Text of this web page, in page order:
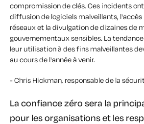
compromission de clés. Ces incidents
diffusion de logiciels malveillants, l'accès
réseaux et la divulgation de dizaines de
gouvernementaux sensibles. La
leur utilisation à des fins malveillantes
au cours de l'année à venir.
- Chris Hickman, responsable de la
La confiance zéro sera la
pour les organisations et les